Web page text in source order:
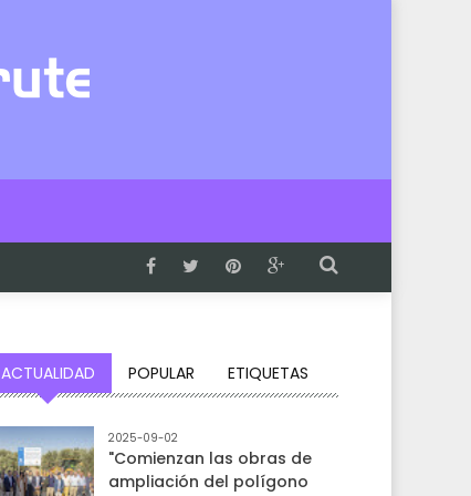
ACTUALIDAD POPULAR ETIQUETAS
2025-09-02
"Comienzan las obras de
ampliación del polígono